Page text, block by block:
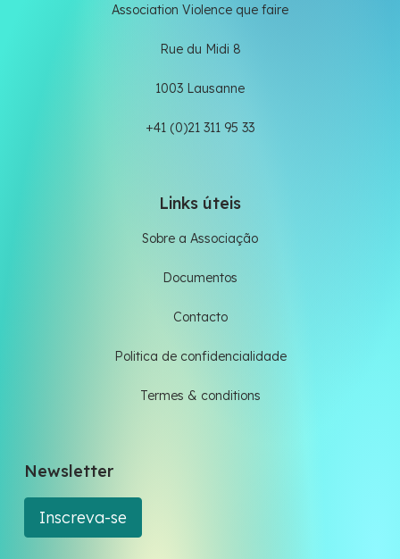
Association Violence que faire
Rue du Midi 8
1003 Lausanne
+41 (0)21 311 95 33
Links úteis
Sobre a Associação
Documentos
Contacto
Politica de confidencialidade
Termes & conditions
Newsletter
Inscreva-se